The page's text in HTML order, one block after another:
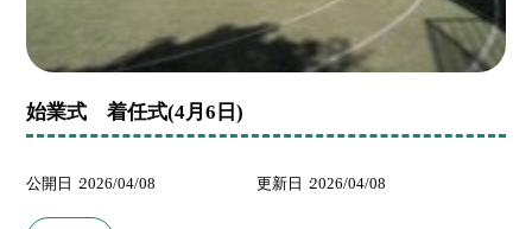
始業式 着任式(4月6日)
公開日 2026/04/08 更新日 2026/04/08